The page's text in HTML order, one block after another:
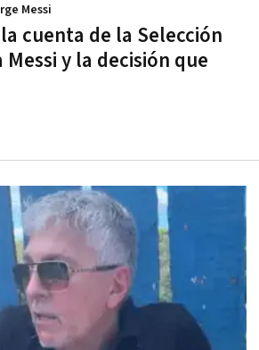
cuenta de la Selección
y la decisión que
Messi